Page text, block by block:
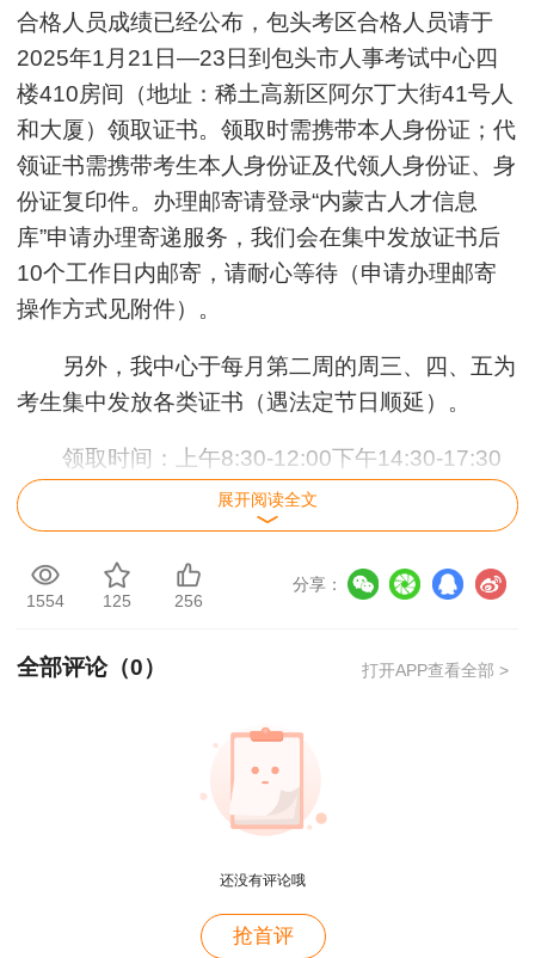
合格人员成绩已经公布，包头考区合格人员请于
2025年1月21日—23日到包头市人事考试中心四
楼410房间（地址：稀土高新区阿尔丁大街41号人
和大厦）领取证书。领取时需携带本人身份证；代
领证书需携带考生本人身份证及代领人身份证、身
份证复印件。办理邮寄请登录“内蒙古人才信息
库”申请办理寄递服务，我们会在集中发放证书后
10个工作日内邮寄，请耐心等待（申请办理邮寄
操作方式见附件）。
另外，我中心于每月第二周的周三、四、五为
考生集中发放各类证书（遇法定节日顺延）。
领取时间：上午8:30-12:00下午14:30-17:30
联系电话：0472-5221938、5221932
望周知。
操作手册.docx
展开阅读全文
1554 125 256
分享：
全部评论（0） 打开APP查看全部 >
还没有评论哦
抢首评